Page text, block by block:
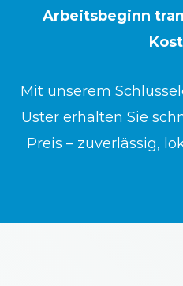
Arbeitsbeginn
Mit unserem
Uster erhalten Sie
Preis – zuverlässig,